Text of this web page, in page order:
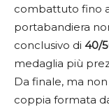
combattuto fino
portabandiera
conclusivo di 40/
medaglia più
Da finale, ma
coppia formata